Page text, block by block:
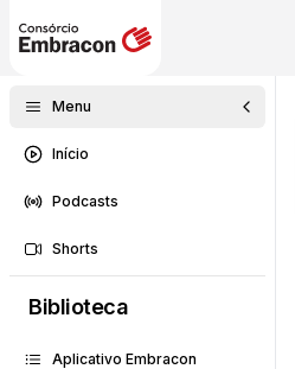
Menu
Início
Podcasts
Shorts
Biblioteca
Aplicativo Embracon